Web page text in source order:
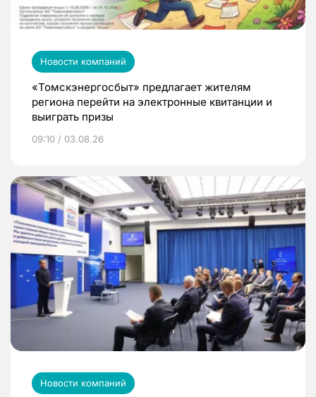
Новости компаний
«Томскэнергосбыт» предлагает жителям
региона перейти на электронные квитанции и
выиграть призы
09:10 / 03.08.26
Новости компаний